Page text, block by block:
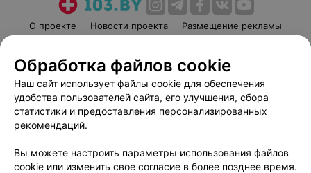
О проекте Новости проекта
Размещение рекламы
Пользовательское соглашение
Способы оплаты
Вакансии
Партнеры
Написать руководителю 103.by
Обработка персональных данных
Обработка файлов cookie
Наш сайт использует файлы cookie для обеспечения
удобства пользователей сайта, его улучшения, сбора
статистики и предоставления персонализированных
рекомендаций.
Вы можете настроить параметры использования файлов
cookie или изменить свое согласие в более позднее время.